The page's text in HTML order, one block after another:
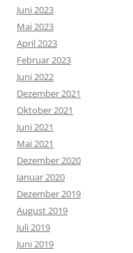
Juni 2023
Mai 2023
April 2023
Februar 2023
Juni 2022
Dezember 2021
Oktober 2021
Juni 2021
Mai 2021
Dezember 2020
Januar 2020
Dezember 2019
August 2019
Juli 2019
Juni 2019